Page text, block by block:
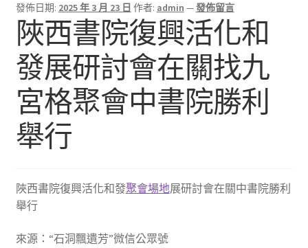
發佈日期: 2025 年 3 月 23 日 作者: admin —發佈留言
陜西書院復興活化和
發展研討會在關找九
宮格聚會中書院勝利
舉行
陜西書院復興活化和發聚會場地展研討會在關中書院勝利
舉行
來源：“石洞飄遺芳”微信公眾號